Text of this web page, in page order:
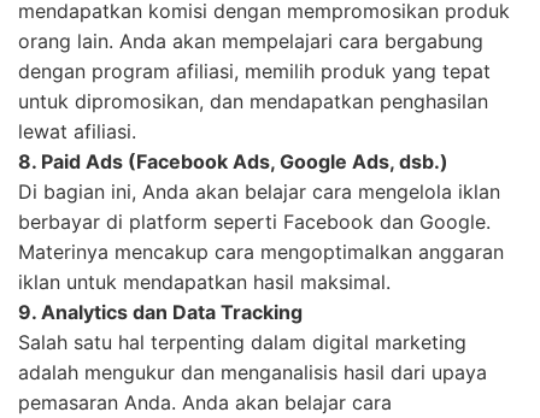
mendapatkan komisi dengan mempromosikan produk
orang lain. Anda akan mempelajari cara bergabung
dengan program afiliasi, memilih produk yang tepat
untuk dipromosikan, dan mendapatkan penghasilan
lewat afiliasi.
8. Paid Ads (Facebook Ads, Google Ads, dsb.)
Di bagian ini, Anda akan belajar cara mengelola iklan
berbayar di platform seperti Facebook dan Google.
Materinya mencakup cara mengoptimalkan anggaran
iklan untuk mendapatkan hasil maksimal.
9. Analytics dan Data Tracking
Salah satu hal terpenting dalam digital marketing
adalah mengukur dan menganalisis hasil dari upaya
pemasaran Anda. Anda akan belajar cara